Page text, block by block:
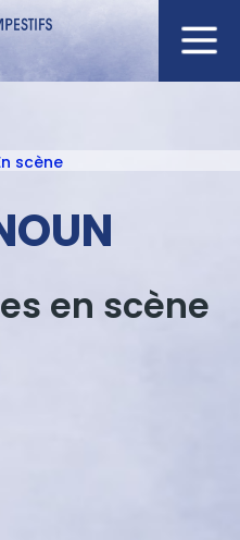
Aller
scène
en scène